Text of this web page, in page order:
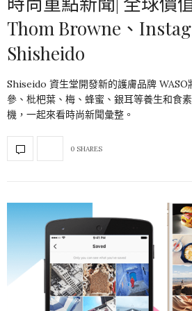
Thom Browne、
Shisheido
Shiseido 資生堂開發新的護膚品牌 WASO
參、枇杷葉、梅、蜂蜜、銀耳等養生和食
機，一起來看時尚新聞彙整。
0 SHARES